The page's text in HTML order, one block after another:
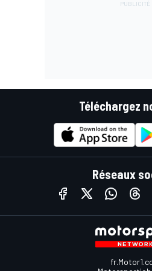
Téléchargez
Réseaux